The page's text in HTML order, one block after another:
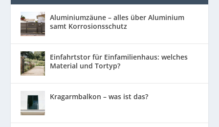
Aluminiumzäune – alles über Aluminium
samt Korrosionsschutz
Einfahrtstor für Einfamilienhaus: welches
Material und Tortyp?
Kragarmbalkon – was ist das?